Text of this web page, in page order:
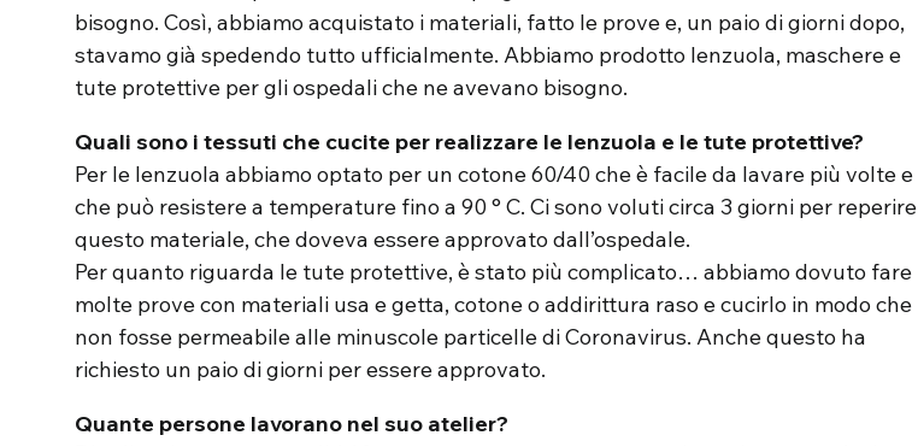
bisogno. Così, abbiamo acquistato i materiali, fatto le prove e, un paio di giorni dopo,
stavamo già spedendo tutto ufficialmente. Abbiamo prodotto lenzuola, maschere e
tute protettive per gli ospedali che ne avevano bisogno.
Quali sono i tessuti che cucite per realizzare le lenzuola e le tute protettive?
Per le lenzuola abbiamo optato per un cotone 60/40 che è facile da lavare più volte e
che può resistere a temperature fino a 90 ° C. Ci sono voluti circa 3 giorni per reperire
questo materiale, che doveva essere approvato dall’ospedale.
Per quanto riguarda le tute protettive, è stato più complicato… abbiamo dovuto fare
molte prove con materiali usa e getta, cotone o addirittura raso e cucirlo in modo che
non fosse permeabile alle minuscole particelle di Coronavirus. Anche questo ha
richiesto un paio di giorni per essere approvato.
Quante persone lavorano nel suo atelier?